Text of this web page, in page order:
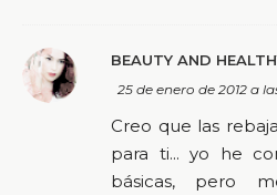
BEAUTY AND
25 de enero de 2012 a
Creo que las
para ti... yo he
básicas, pero